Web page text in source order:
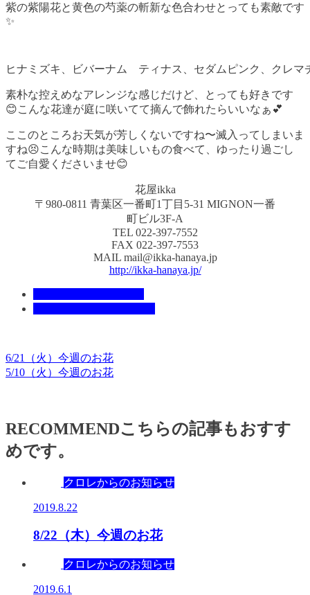
紫の紫陽花と黄色の芍薬の斬新な色合わせとっても素敵です
✨
ヒナミズキ、ビバーナム ティナス、セダムピンク、クレ
素朴な控えめなアレンジな感じだけど、とっても好きです
😊こんな花達が庭に咲いてて摘んで飾れたらいいなぁ💕
ここのところお天気が芳しくないですね〜滅入ってしまいま
すね😣こんな時期は美味しいもの食べて、ゆったり過ごし
てご自愛くださいませ😊
花屋ikka
〒980-0811 青葉区一番町1丁目5-31 MIGNON一番
町ビル3F-A
TEL 022-397-7552
FAX 022-397-7553
MAIL mail@ikka-hanaya.jp
http://ikka-hanaya.jp/
6/21（火）今週のお花
5/10（火）今週のお花
RECOMMENDこちらの記事もおすす
めです。
クロレからのお知らせ
2019.8.22
8/22（木）今週のお花
クロレからのお知らせ
2019.6.1